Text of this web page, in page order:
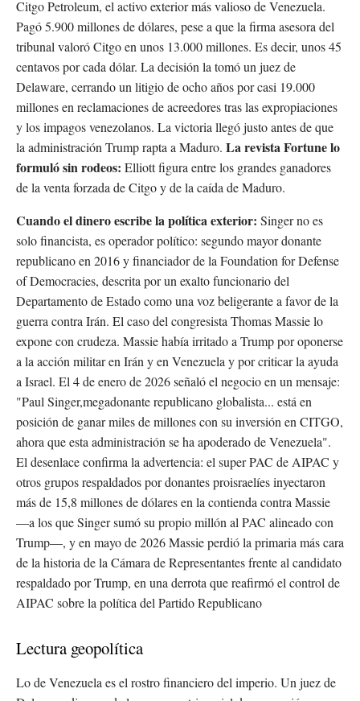
Citgo Petroleum, el activo exterior más valioso de Venezuela.
Pagó 5.900 millones de dólares, pese a que la firma asesora del
tribunal valoró Citgo en unos 13.000 millones. Es decir, unos 45
centavos por cada dólar. La decisión la tomó un juez de
Delaware, cerrando un litigio de ocho años por casi 19.000
millones en reclamaciones de acreedores tras las expropiaciones
y los impagos venezolanos. La victoria llegó justo antes de que
la administración Trump rapta a Maduro. La revista Fortune lo
formuló sin rodeos: Elliott figura entre los grandes ganadores
de la venta forzada de Citgo y de la caída de Maduro.
Cuando el dinero escribe la política exterior: Singer no es
solo financista, es operador político: segundo mayor donante
republicano en 2016 y financiador de la Foundation for Defense
of Democracies, descrita por un exalto funcionario del
Departamento de Estado como una voz beligerante a favor de la
guerra contra Irán. El caso del congresista Thomas Massie lo
expone con crudeza. Massie había irritado a Trump por oponerse
a la acción militar en Irán y en Venezuela y por criticar la ayuda
a Israel. El 4 de enero de 2026 señaló el negocio en un mensaje:
"Paul Singer,megadonante republicano globalista... está en
posición de ganar miles de millones con su inversión en CITGO,
ahora que esta administración se ha apoderado de Venezuela".
El desenlace confirma la advertencia: el super PAC de AIPAC y
otros grupos respaldados por donantes proisraelíes inyectaron
más de 15,8 millones de dólares en la contienda contra Massie
—a los que Singer sumó su propio millón al PAC alineado con
Trump—, y en mayo de 2026 Massie perdió la primaria más cara
de la historia de la Cámara de Representantes frente al candidato
respaldado por Trump, en una derrota que reafirmó el control de
AIPAC sobre la política del Partido Republicano
Lectura geopolítica
Lo de Venezuela es el rostro financiero del imperio. Un juez de